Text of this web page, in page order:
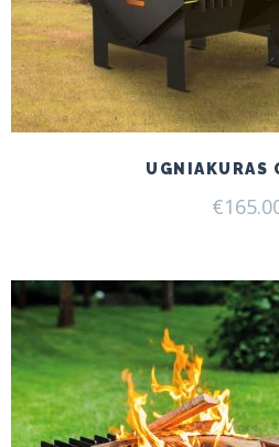
UGNIAKURAS
€